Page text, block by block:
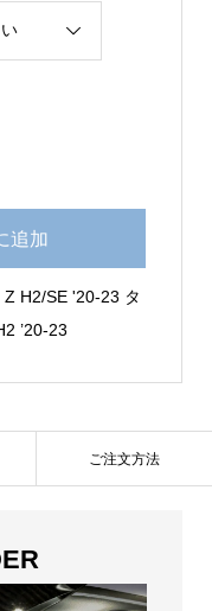
追加
Z H2/SE '20-23 タ
’20-23
ご注文方法